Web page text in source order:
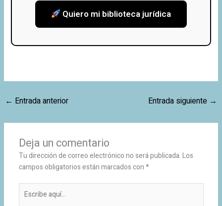
Quiero mi biblioteca jurídica
← Entrada anterior Entrada siguiente →
Deja un comentario
Tu dirección de correo electrónico no será publicada.Los
campos obligatorios están marcados con*
aquí...